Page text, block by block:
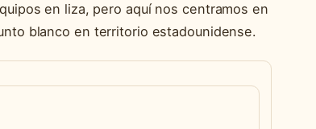
en liza, pero aquí nos centramos en
blanco en territorio estadounidense.